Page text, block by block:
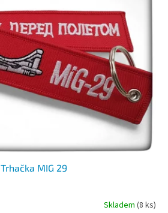
Trhačka MIG 29
Skladem (8 ks)